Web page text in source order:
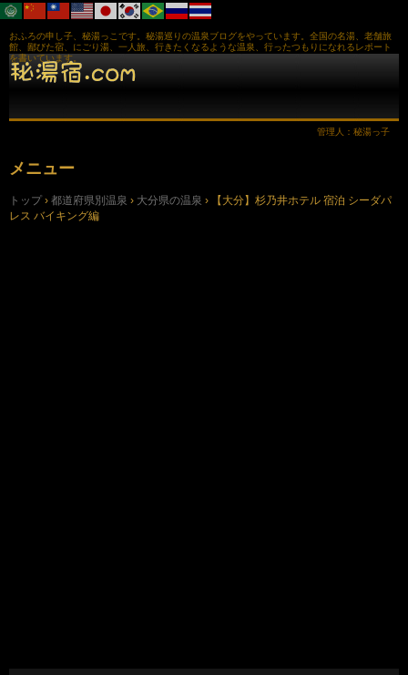
おふろの申し子、秘湯っこです。秘湯巡りの温泉ブログをやっています。全国の名湯、老舗旅
館、鄙びた宿、にごり湯、一人旅、行きたくなるような温泉、行ったつもりになれるレポート
を書いています。
管理人：秘湯っ子
メニュー
ン
テ
トップ › 都道府県別温泉 › 大分県の温泉 ›
【大分】杉乃井ホテル 宿泊 シーダパ
レス バイキング編